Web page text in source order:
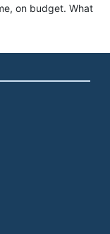
on budget. What